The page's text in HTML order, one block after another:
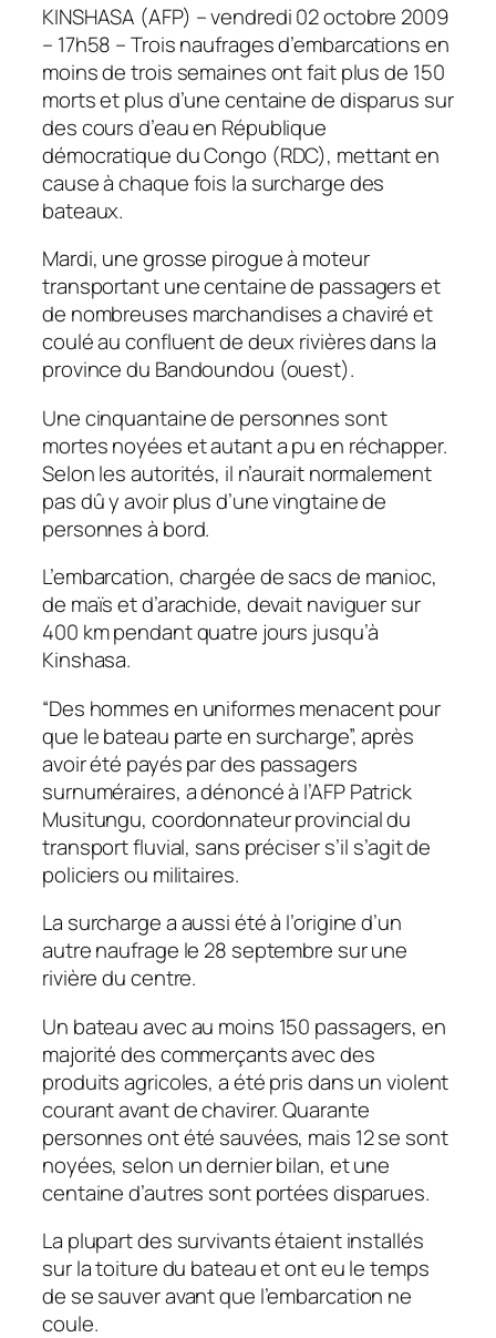
KINSHASA (AFP) – vendredi 02 octobre 2009
– 17h58 – Trois naufrages d’embarcations en
moins de trois semaines ont fait plus de 150
morts et plus d’une centaine de disparus sur
des cours d’eau en République
démocratique du Congo (RDC), mettant en
cause à chaque fois la surcharge des
bateaux.
Mardi, une grosse pirogue à moteur
transportant une centaine de passagers et
de nombreuses marchandises a chaviré et
coulé au confluent de deux rivières dans la
province du Bandoundou (ouest).
Une cinquantaine de personnes sont
mortes noyées et autant a pu en réchapper.
Selon les autorités, il n’aurait normalement
pas dû y avoir plus d’une vingtaine de
personnes à bord.
L’embarcation, chargée de sacs de manioc,
de maïs et d’arachide, devait naviguer sur
400 km pendant quatre jours jusqu’à
Kinshasa.
“Des hommes en uniformes menacent pour
que le bateau parte en surcharge”, après
avoir été payés par des passagers
surnuméraires, a dénoncé à l’AFP Patrick
Musitungu, coordonnateur provincial du
transport fluvial, sans préciser s’il s’agit de
policiers ou militaires.
La surcharge a aussi été à l’origine d’un
autre naufrage le 28 septembre sur une
rivière du centre.
Un bateau avec au moins 150 passagers, en
majorité des commerçants avec des
produits agricoles, a été pris dans un violent
courant avant de chavirer. Quarante
personnes ont été sauvées, mais 12 se sont
noyées, selon un dernier bilan, et une
centaine d’autres sont portées disparues.
La plupart des survivants étaient installés
sur la toiture du bateau et ont eu le temps
de se sauver avant que l’embarcation ne
coule.